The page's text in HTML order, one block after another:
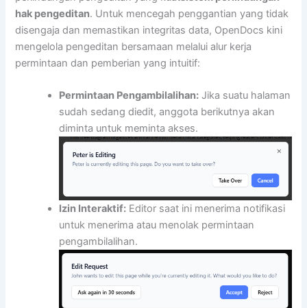
hak pengeditan. Untuk mencegah penggantian yang tidak
disengaja dan memastikan integritas data, OpenDocs kini
mengelola pengeditan bersamaan melalui alur kerja
permintaan dan pemberian yang intuitif:
Permintaan Pengambilalihan: Jika suatu halaman
sudah sedang diedit, anggota berikutnya akan
diminta untuk meminta akses.
Izin Interaktif: Editor saat ini menerima notifikasi
untuk menerima atau menolak permintaan
pengambilalihan.